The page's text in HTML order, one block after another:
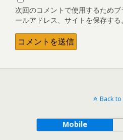
次回のコメントで使用するため
ールアドレス、サイトを保存する。
Back
Mobile